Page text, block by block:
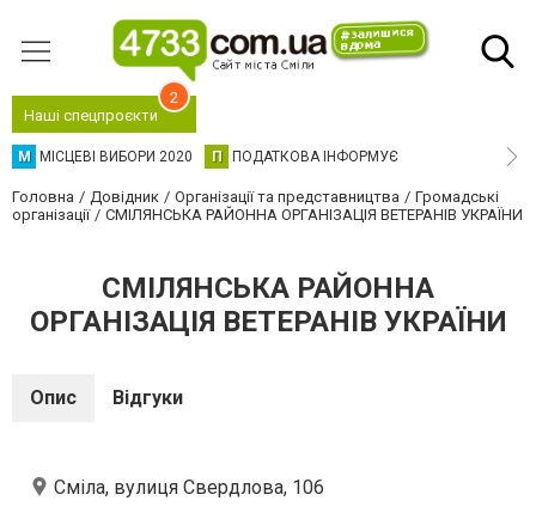
Наші спецпроєкти
2
М МІСЦЕВІ ВИБОРИ 2020 П ПОДАТКОВА ІНФОРМУЄ
Головна Довідник Організації та представництва
Громадські
організації
СМІЛЯНСЬКА РАЙОННА ОРГАНІЗАЦІЯ ВЕТЕРАНІВ УКРАЇНИ
СМІЛЯНСЬКА РАЙОННА
ОРГАНІЗАЦІЯ ВЕТЕРАНІВ УКРАЇНИ
Опис Відгуки
Сміла, вулиця Свердлова, 106